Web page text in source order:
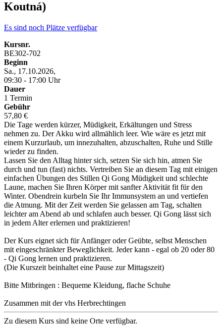
Koutná)
Es sind noch Plätze verfügbar
Kursnr.
BE302-702
Beginn
Sa., 17.10.2026,
09:30 - 17:00 Uhr
Dauer
1 Termin
Gebühr
57,80 €
Die Tage werden kürzer, Müdigkeit, Erkältungen und Stress
nehmen zu. Der Akku wird allmählich leer. Wie wäre es jetzt mit
einem Kurzurlaub, um innezuhalten, abzuschalten, Ruhe und Stille
wieder zu finden.
Lassen Sie den Alltag hinter sich, setzen Sie sich hin, atmen Sie
durch und tun (fast) nichts. Vertreiben Sie an diesem Tag mit einigen
einfachen Übungen des Stillen Qi Gong Müdigkeit und schlechte
Laune, machen Sie Ihren Körper mit sanfter Aktivität fit für den
Winter. Obendrein kurbeln Sie Ihr Immunsystem an und vertiefen
die Atmung. Mit der Zeit werden Sie gelassen am Tag, schalten
leichter am Abend ab und schlafen auch besser. Qi Gong lässt sich
in jedem Alter erlernen und praktizieren!
Der Kurs eignet sich für Anfänger oder Geübte, selbst Menschen
mit eingeschränkter Beweglichkeit. Jeder kann - egal ob 20 oder 80
- Qi Gong lernen und praktizieren.
(Die Kurszeit beinhaltet eine Pause zur Mittagszeit)
Bitte Mitbringen : Bequeme Kleidung, flache Schuhe
Zusammen mit der vhs Herbrechtingen
Zu diesem Kurs sind keine Orte verfügbar.